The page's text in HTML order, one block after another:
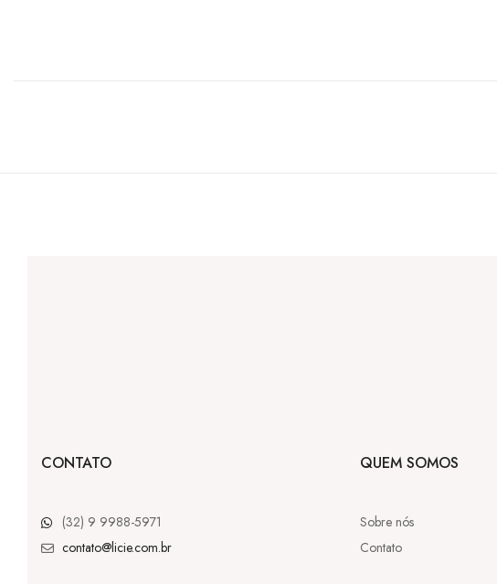
CONTATO
(32) 9 9988-5971
contato@licie.com.br
QUEM SOMOS
Sobre nós
Contato